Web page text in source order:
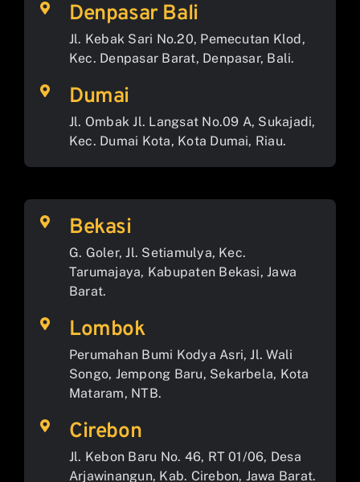
Denpasar Bali
Jl. Kebak Sari No.20, Pemecutan Klod,
Kec. Denpasar Barat, Denpasar, Bali.
Dumai
Jl. Ombak Jl. Langsat No.09 A, Sukajadi,
Kec. Dumai Kota, Kota Dumai, Riau.
Bekasi
G. Goler, Jl. Setiamulya, Kec.
Tarumajaya, Kabupaten Bekasi, Jawa
Barat.
Lombok
Perumahan Bumi Kodya Asri, Jl. Wali
Songo, Jempong Baru, Sekarbela, Kota
Mataram, NTB.
Cirebon
Jl. Kebon Baru No. 46, RT 01/06, Desa
Arjawinangun, Kab. Cirebon, Jawa Barat.